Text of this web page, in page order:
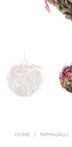
HOME / PAPPAGALLI